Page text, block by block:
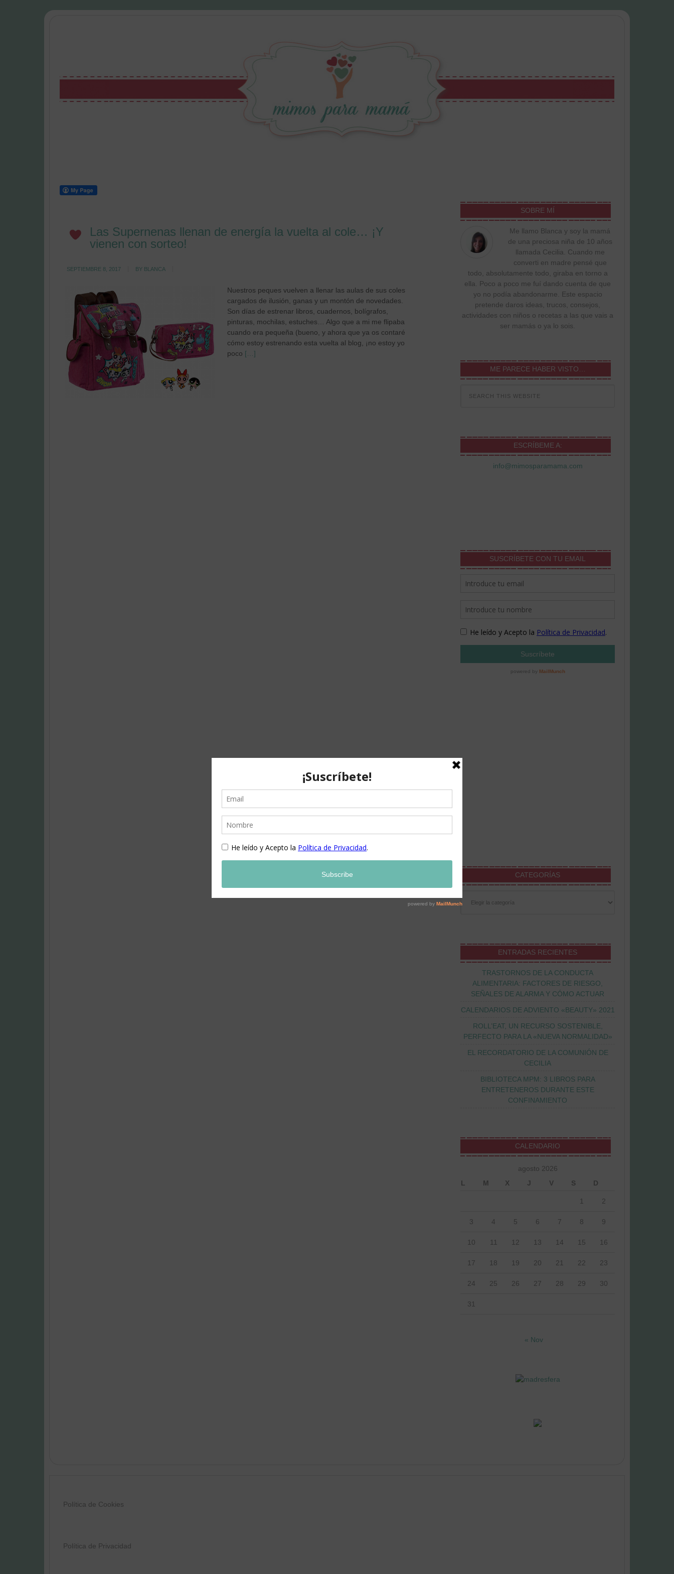
Las Supernenas llenan de energía la vuelta al cole… ¡Y
vienen con sorteo!
SEPTIEMBRE 8, 2017 BY BLANCA
Nuestros peques vuelven a llenar las aulas de sus coles
cargados de ilusión, ganas y un montón de novedades.
Son días de estrenar libros, cuadernos, bolígrafos,
pinturas, mochilas, estuches… Algo que a mi me flipaba
cuando era pequeña (bueno, y ahora que ya os contaré
cómo estoy estrenando esta vuelta al blog, ¡no estoy yo
poco […]
SOBRE MÍ
Me llamo Blanca y soy la mamá
de una preciosa niña de 10 años
llamada Cecilia. Cuando me
converti en madre pensé que
todo, absolutamente todo, giraba en torno a
ella. Poco a poco me fuí dando cuenta de que
yo no podía abandonarme. Este espacio
pretende daros ideas, trucos, consejos,
actividades con niños o recetas a las que vais a
ser mamás o ya lo sois.
ME PARECE HABER VISTO…
ESCRÍBEME A:
info@mimosparamama.com
SUSCRÍBETE CON TU EMAIL
CATEGORÍAS
ENTRADAS RECIENTES
TRASTORNOS DE LA CONDUCTA
ALIMENTARIA: FACTORES DE RIESGO,
SEÑALES DE ALARMA Y CÓMO ACTUAR
CALENDARIOS DE ADVIENTO «BEAUTY» 2021
ROLL’EAT, UN RECURSO SOSTENIBLE,
PERFECTO PARA LA «NUEVA NORMALIDAD»
EL RECORDATORIO DE LA COMUNIÓN DE
CECILIA
BIBLIOTECA MPM: 3 LIBROS PARA
ENTRETENEROS DURANTE ESTE
CONFINAMIENTO
CALENDARIO
agosto 2026
L
M X J V S D
1 2
3 4 5 6 7 8 9
10 11 12 13 14 15 16
17 18 19 20 21 22 23
24 25 26 27 28 29 30
31
« Nov
Política de Cookies
Política de Privacidad